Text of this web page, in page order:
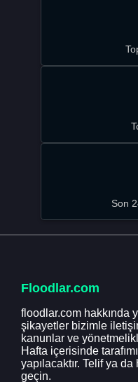
Son
Floodlar.com
floodlar.com hakkında
şikayetler bizimle
kanunlar ve
Hafta içerisinde
yapılacaktır. Telif ya
geçin.